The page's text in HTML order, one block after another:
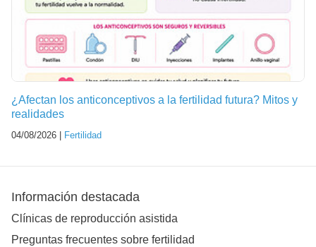
¿Afectan los anticonceptivos a la fertilidad futura? Mitos y
realidades
04/08/2026 | Fertilidad
Información destacada
Clínicas de reproducción asistida
Preguntas frecuentes sobre fertilidad